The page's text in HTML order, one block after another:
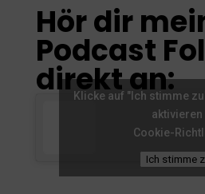
Hör dir
Podcast
direkt an:
Klicke auf "Ich stimme
aktivieren
Cookie-
Ich stimme